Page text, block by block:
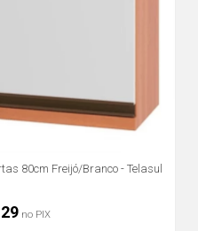
80cm Freijó/Branco - Telasul
no PIX